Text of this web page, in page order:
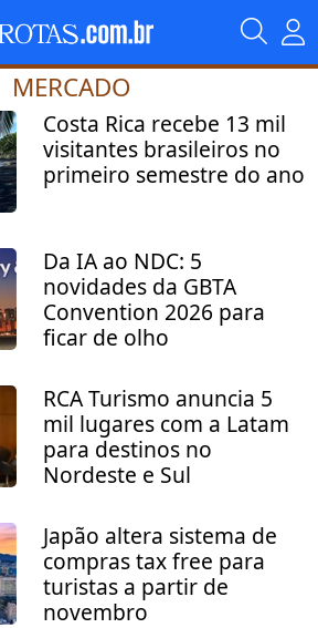
MERCADO
Costa Rica recebe 13 mil
visitantes brasileiros no
primeiro semestre do ano
Da IA ao NDC: 5
novidades da GBTA
Convention 2026 para
ficar de olho
RCA Turismo anuncia 5
mil lugares com a Latam
para destinos no
Nordeste e Sul
Japão altera sistema de
compras tax free para
turistas a partir de
novembro